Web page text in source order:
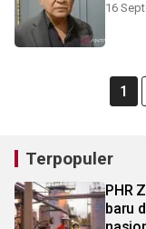
16
1
Terpopuler
PHR
baru